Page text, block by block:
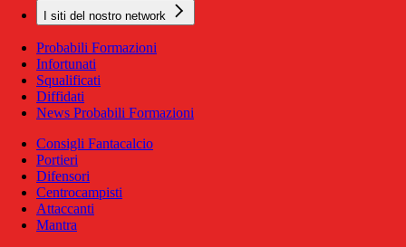
I siti del nostro network
Probabili Formazioni
Infortunati
Squalificati
Diffidati
News Probabili Formazioni
Consigli Fantacalcio
Portieri
Difensori
Centrocampisti
Attaccanti
Mantra